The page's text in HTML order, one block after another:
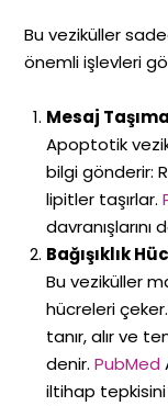
Bu veziküller
önemli işlevleri
Mesaj
Apoptotik
bilgi gönderir:
lipitler taşırlar.
davranışlarını
Bağışıklık
Bu veziküller
hücreleri
tanır, alır ve
denir.PubMed
iltihap tepkisini